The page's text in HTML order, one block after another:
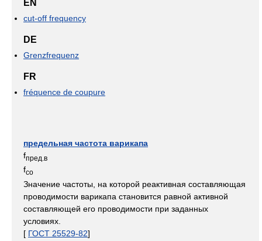
EN
cut-off frequency
DE
Grenzfrequenz
FR
fréquence de coupure
предельная частота варикапа
fпред.в
fсо
Значение частоты, на которой реактивная составляющая
проводимости варикапа становится равной активной
составляющей его проводимости при заданных
условиях.
[ ГОСТ 25529-82]